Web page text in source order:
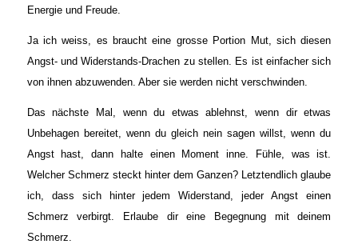
Energie und Freude.
Ja ich weiss, es braucht eine grosse Portion Mut, sich diesen
Angst- und Widerstands-Drachen zu stellen. Es ist einfacher sich
von ihnen abzuwenden. Aber sie werden nicht verschwinden.
Das nächste Mal, wenn du etwas ablehnst, wenn dir etwas
Unbehagen bereitet, wenn du gleich nein sagen willst, wenn du
Angst hast, dann halte einen Moment inne. Fühle, was ist.
Welcher Schmerz steckt hinter dem Ganzen? Letztendlich glaube
ich, dass sich hinter jedem Widerstand, jeder Angst einen
Schmerz verbirgt. Erlaube dir eine Begegnung mit deinem
Schmerz.